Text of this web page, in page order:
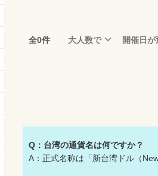
全0件 大人数で 開催日
Q：台湾の通貨名は何ですか？
A：正式名称は「新台湾ドル（